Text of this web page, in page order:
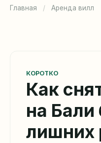
Главная / Аренда вилл
КОРОТКО
Как
на Бали
лишних